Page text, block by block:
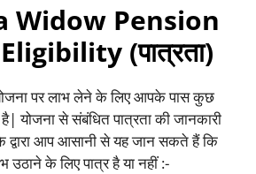
Widow Pension
(पात्रता)
योजना पर लाभ लेने के लिए आपके पास कुछ
योजना से संबंधित पात्रता की जानकारी
द्वारा आप आसानी से यह जान सकते हैं कि
के लिए पात्र है या नहीं :-